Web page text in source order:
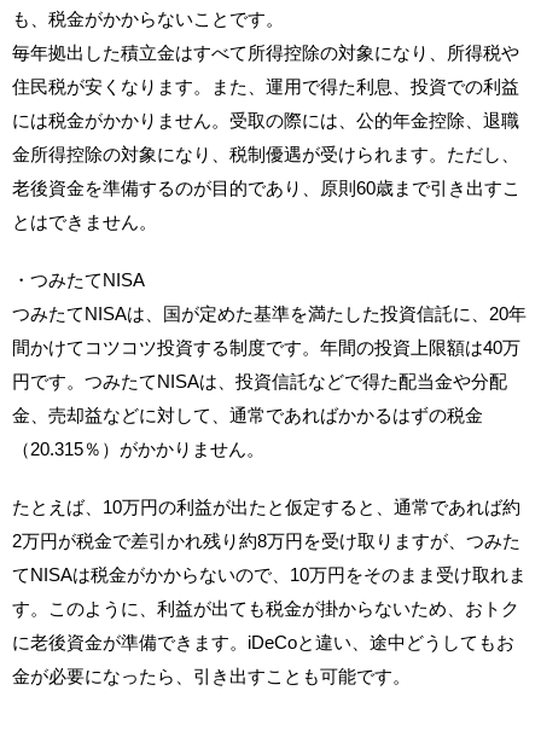
も、税金がかからないことです。
毎年拠出した積立金はすべて所得控除の対象になり、所得税や
住民税が安くなります。また、運用で得た利息、投資での利益
には税金がかかりません。受取の際には、公的年金控除、退職
金所得控除の対象になり、税制優遇が受けられます。ただし、
老後資金を準備するのが目的であり、原則60歳まで引き出すこ
とはできません。
・つみたてNISA
つみたてNISAは、国が定めた基準を満たした投資信託に、20年
間かけてコツコツ投資する制度です。年間の投資上限額は40万
円です。つみたてNISAは、投資信託などで得た配当金や分配
金、売却益などに対して、通常であればかかるはずの税金
（20.315％）がかかりません。
たとえば、10万円の利益が出たと仮定すると、通常であれば約
2万円が税金で差引かれ残り約8万円を受け取りますが、つみた
てNISAは税金がかからないので、10万円をそのまま受け取れま
す。このように、利益が出ても税金が掛からないため、おトク
に老後資金が準備できます。iDeCoと違い、途中どうしてもお
金が必要になったら、引き出すことも可能です。